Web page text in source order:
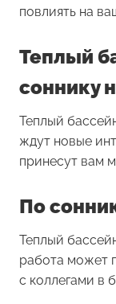
повлиять на
Теплый
соннику
Теплый
ждут новые
принесут вам
По
Теплый
работа может
с коллегами в